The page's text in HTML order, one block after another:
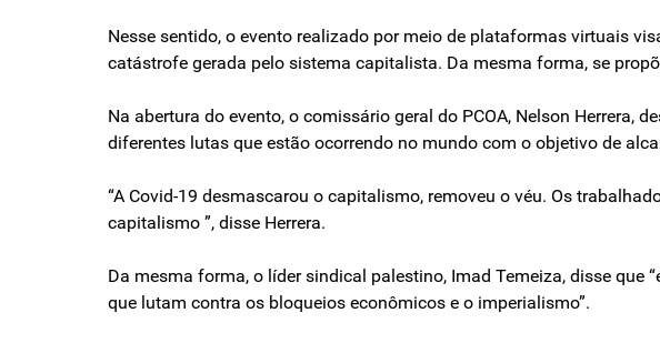
Nesse sentido, o evento realizado por meio de plataformas virtuais
catástrofe gerada pelo sistema capitalista. Da mesma forma, se
Na abertura do evento, o comissário geral do PCOA, Nelson
diferentes lutas que estão ocorrendo no mundo com o objetivo de
“A Covid-19 desmascarou o capitalismo, removeu o véu. Os
capitalismo ”, disse Herrera.
Da mesma forma, o líder sindical palestino, Imad Temeiza, disse
que lutam contra os bloqueios econômicos e o imperialismo”.